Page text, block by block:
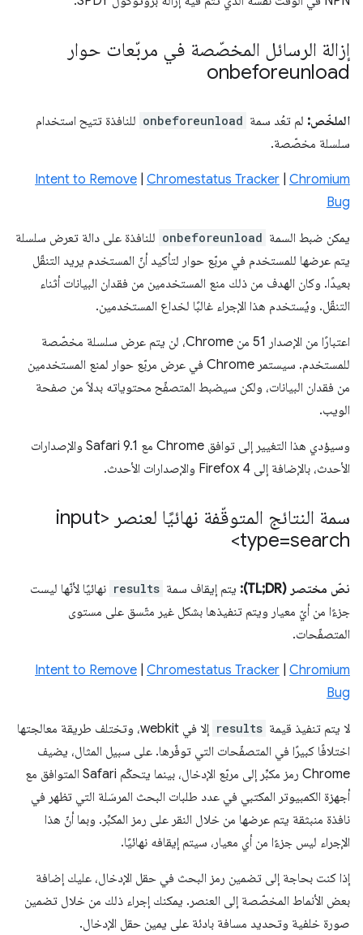
إزالة الرسائل المخصّصة في مربّعات حوار
onbeforeunload
الملخّص: لم تعُد سمة onbeforeunload للنافذة تتيح استخدام
سلسلة مخصّصة.
Intent to Remove Chromestatus Tracker Chromium
Bug
يمكن ضبط السمة onbeforeunload للنافذة على دالة تعرض سلسلة
يتم عرضها للمستخدم في مربّع حوار لتأكيد أنّ المستخدم يريد التنقّل
بعيدًا. وكان الهدف من ذلك منع المستخدمين من فقدان البيانات أثناء
التنقّل. ويُستخدم هذا الإجراء غالبًا لخداع المستخدمين.
اعتبارًا من الإصدار 51 من Chrome، لن يتم عرض سلسلة مخصّصة
للمستخدم. سيستمر Chrome في عرض مربّع حوار لمنع المستخدمين
من فقدان البيانات، ولكن سيضبط المتصفّح محتوياته بدلاً من صفحة
الويب.
وسيؤدي هذا التغيير إلى توافق Chrome مع Safari 9.1 والإصدارات
الأحدث، بالإضافة إلى Firefox 4 والإصدارات الأحدث.
سمة النتائج المتوقّفة نهائيًا لعنصر <input
type=search>
نصّ مختصر (TL;DR): يتم إيقاف سمة results نهائيًا لأنّها ليست
جزءًا من أيّ معيار ويتم تنفيذها بشكل غير متّسق على مستوى
المتصفّحات.
Intent to Remove Chromestatus Tracker Chromium
Bug
لا يتم تنفيذ قيمة results
إلا في webkit، وتختلف طريقة معالجتها
اختلافًا كبيرًا في المتصفّحات التي توفّرها. على سبيل المثال، يضيف
Chrome رمز مكبِّر إلى مربّع الإدخال، بينما يتحكّم Safari المتوافق مع
أجهزة الكمبيوتر المكتبي في عدد طلبات البحث المرسَلة التي تظهر في
نافذة منبثقة يتم عرضها من خلال النقر على رمز المكبِّر. وبما أنّ هذا
الإجراء ليس جزءًا من أي معيار، سيتم إيقافه نهائيًا.
إذا كنت بحاجة إلى تضمين رمز البحث في حقل الإدخال، عليك إضافة
بعض الأنماط المخصّصة إلى العنصر. يمكنك إجراء ذلك من خلال تضمين
صورة خلفية وتحديد مسافة بادئة على يمين حقل الإدخال.